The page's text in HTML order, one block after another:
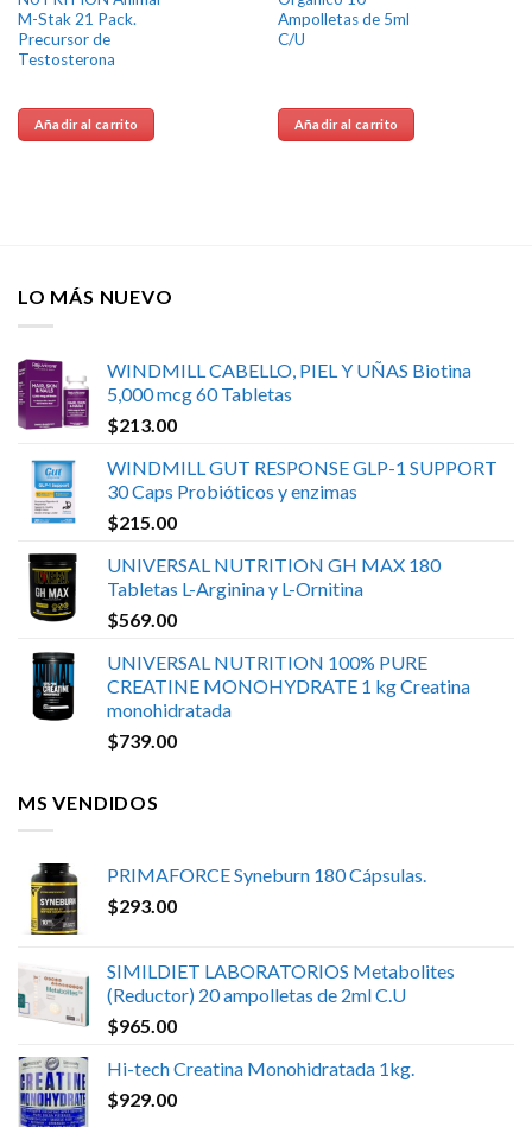
M-Stak 21 Pack.
Precursor de
Testosterona
Añadir al carrito
Ampolletas de 5ml
C/U
Añadir al carrito
LO MÁS NUEVO
WINDMILL CABELLO, PIEL Y UÑAS Biotina
5,000 mcg 60 Tabletas
$213.00
WINDMILL GUT RESPONSE GLP-1 SUPPORT
30 Caps Probióticos y enzimas
$215.00
UNIVERSAL NUTRITION GH MAX 180
Tabletas L-Arginina y L-Ornitina
$569.00
UNIVERSAL NUTRITION 100% PURE
CREATINE MONOHYDRATE 1 kg Creatina
monohidratada
$739.00
MS VENDIDOS
PRIMAFORCE Syneburn 180 Cápsulas.
$293.00
SIMILDIET LABORATORIOS Metabolites
(Reductor) 20 ampolletas de 2ml C.U
$965.00
Hi-tech Creatina Monohidratada 1kg.
$929.00